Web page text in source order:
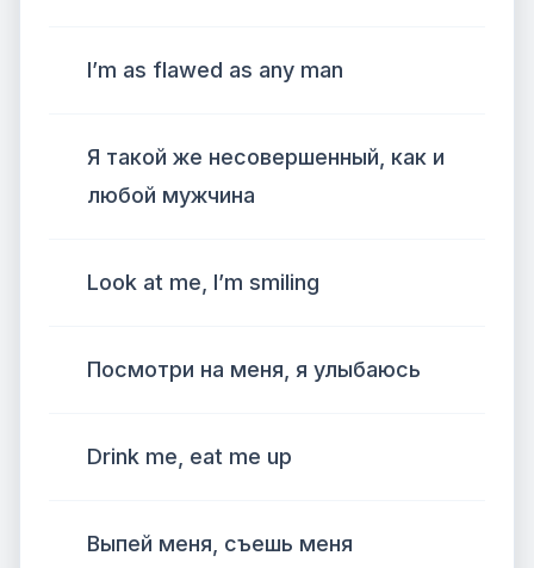
I’m as flawed as any man
Я такой же несовершенный, как и
любой мужчина
Look at me, I’m smiling
Посмотри на меня, я улыбаюсь
Drink me, eat me up
Выпей меня, съешь меня